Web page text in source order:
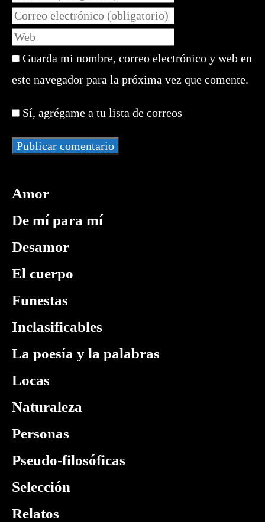
tu
nombre
o
de
usuario
comentar
Introduce
tu
dirección
de
electrónico
comentar
Introduce
la
URL
de
web
(opcional)
Guarda mi nombre, correo electrónico y web en
este navegador para la próxima vez que comente.
Sí, agrégame a tu lista de correos
Amor
De mí para mí
Desamor
El cuerpo
Funestas
Inclasificables
La poesía y la palabras
Locas
Naturaleza
Personas
Pseudo-filosóficas
Selección
Relatos